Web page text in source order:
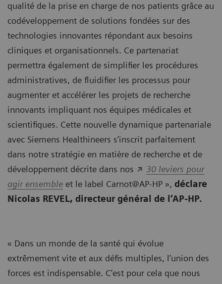
qualité de la prise en charge de nos patients grâce au
codéveloppement de solutions fondées sur des
technologies innovantes répondant aux besoins
cliniques et organisationnels. Ce partenariat
permettra également de simplifier les procédures
administratives, de fluidifier les processus pour
augmenter et accélérer les projets de recherche
innovants impliquant nos équipes médicales et
scientifiques. Cette nouvelle dynamique partenariale
avec Siemens Healthineers s’inscrit parfaitement
dans notre stratégie en matière de recherche et de
développement décrite dans nos
30 leviers pour
agir ensemble et le label Carnot@AP-HP », déclare
Nicolas REVEL, directeur général de l’AP-HP.
« Dans un monde de la santé qui évolue
extrêmement vite et aux défis multiples, l’union des
forces est indispensable. C’est pour cela que nous